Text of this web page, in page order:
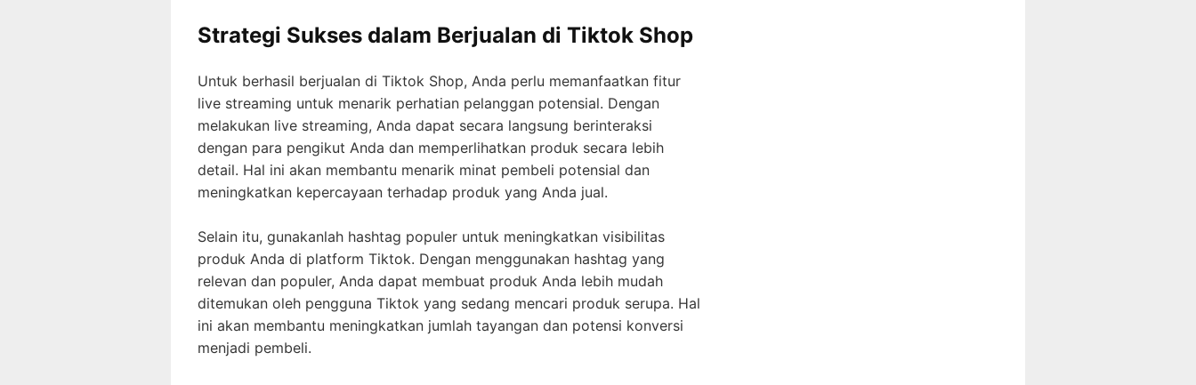
Strategi Sukses dalam Berjualan di Tiktok Shop
Untuk berhasil berjualan di Tiktok Shop, Anda perlu memanfaatkan fitur
live streaming untuk menarik perhatian pelanggan potensial. Dengan
melakukan live streaming, Anda dapat secara langsung berinteraksi
dengan para pengikut Anda dan memperlihatkan produk secara lebih
detail. Hal ini akan membantu menarik minat pembeli potensial dan
meningkatkan kepercayaan terhadap produk yang Anda jual.
Selain itu, gunakanlah hashtag populer untuk meningkatkan visibilitas
produk Anda di platform Tiktok. Dengan menggunakan hashtag yang
relevan dan populer, Anda dapat membuat produk Anda lebih mudah
ditemukan oleh pengguna Tiktok yang sedang mencari produk serupa. Hal
ini akan membantu meningkatkan jumlah tayangan dan potensi konversi
menjadi pembeli.